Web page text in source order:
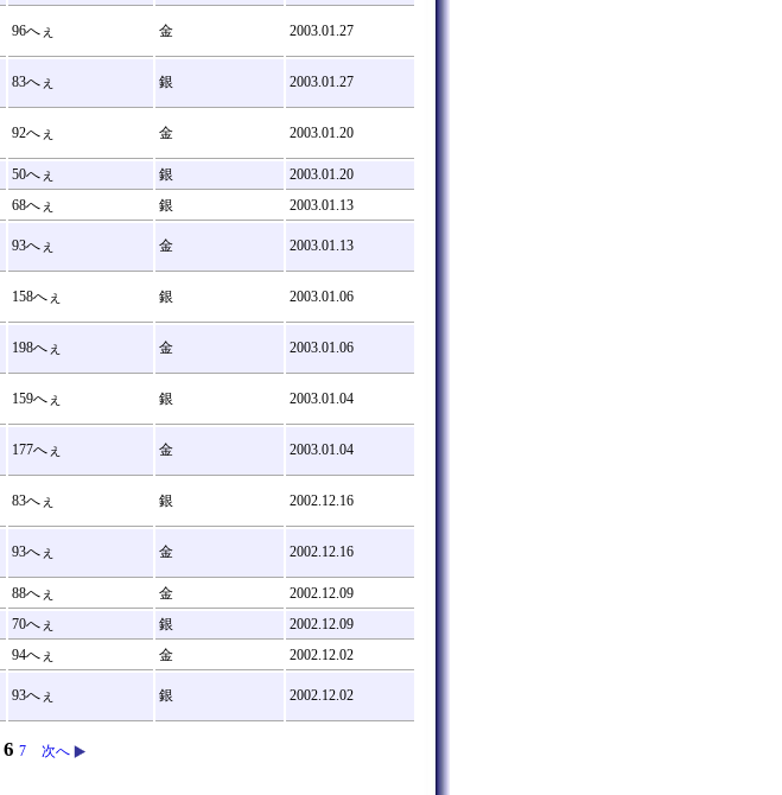
96へぇ 金 2003.01.27
83へぇ 銀 2003.01.27
92へぇ 金 2003.01.20
50へぇ 銀
2003.01.20
68へぇ 銀 2003.01.13
93へぇ 金 2003.01.13
158へぇ 銀 2003.01.06
198へぇ 金 2003.01.06
159へぇ 銀 2003.01.04
177へぇ 金 2003.01.04
83へぇ 銀 2002.12.16
93へぇ 金 2002.12.16
88へぇ 金
2002.12.09
70へぇ 銀
2002.12.09
94へぇ 金 2002.12.02
93へぇ 銀 2002.12.02
6 7 次へ